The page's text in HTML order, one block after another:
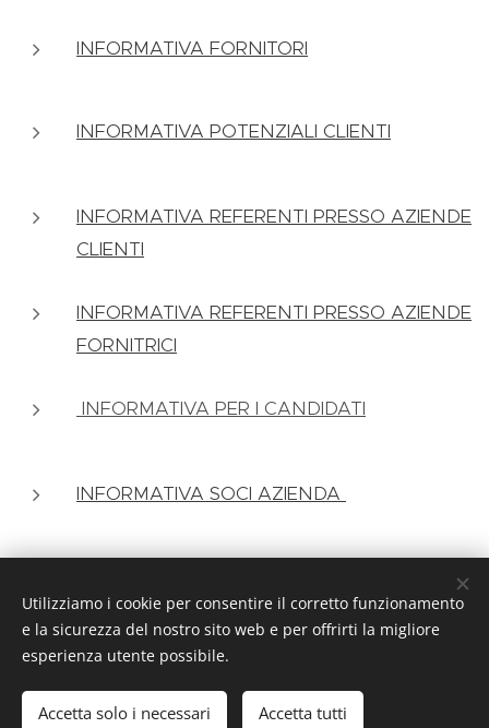
INFORMATIVA FORNITORI
INFORMATIVA POTENZIALI CLIENTI
INFORMATIVA REFERENTI PRESSO AZIENDE
CLIENTI
INFORMATIVA REFERENTI PRESSO AZIENDE
FORNITRICI
INFORMATIVA PER I CANDIDATI
INFORMATIVA SOCI AZIENDA
Studio Calzoni Paola
P.IVA 02693920544 | 2025©
Tributarista qualificata INT al nr.1215, esercente attività di cui
Cookies
Utilizziamo i cookie per consentire il corretto funzionamento
e la sicurezza del nostro sito web e per offrirti la migliore
esperienza utente possibile.
Accetta solo i necessari Accetta tutti